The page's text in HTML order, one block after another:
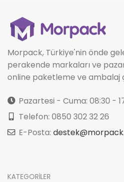
Morpack, Türkiye'nin önde
perakende markaları ve pazar
online paketleme ve ambalaj
Pazartesi - Cuma: 08:30 -
Telefon: 0850 302 32 26
E-Posta:
KATEGORİLER